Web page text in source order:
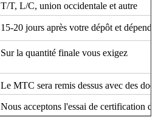
T/T, L/C, union occidentale et autre
15-20 jours après votre dépôt et
Sur la quantité finale vous exigez
Le MTC sera remis dessus avec des
Nous acceptons l'essai de certification de